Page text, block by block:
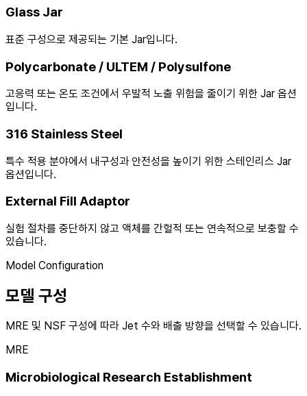
Glass Jar
표준 구성으로 제공되는 기본 Jar입니다.
Polycarbonate / ULTEM / Polysulfone
고응력 또는 온도 조건에서 우발적 노출 위험을 줄이기 위한 Jar 옵션
입니다.
316 Stainless Steel
특수 적용 분야에서 내구성과 안전성을 높이기 위한 스테인리스 Jar
옵션입니다.
External Fill Adaptor
실험 절차를 중단하지 않고 액체를 간헐적 또는 연속적으로 보충할 수
있습니다.
Model Configuration
모델 구성
MRE 및 NSF 구성에 따라 Jet 수와 배출 방향을 선택할 수 있습니다.
MRE
Microbiological Research Establishment